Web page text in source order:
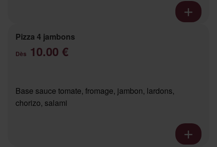
Pizza 4 jambons
Dès 10.00 €
Base sauce tomate, fromage, jambon, lardons,
chorizo, salami